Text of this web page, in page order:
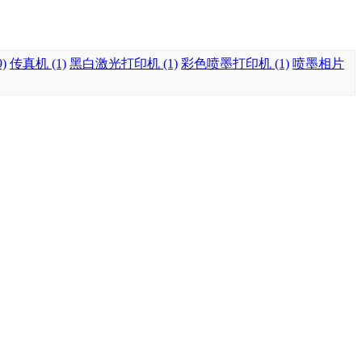
传真机 (1) 黑白激光打印机 (1) 彩色喷墨打印机 (1) 喷墨相片